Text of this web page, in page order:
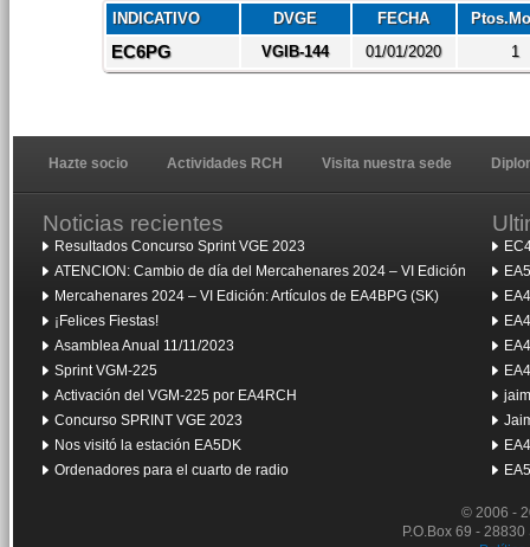
INDICATIVO DVGE FECHA
EC6PG VGIB-144 01/01/2020 1
Hazte socio Actividades RCH Visita nuestra sede
Noticias recientes
Resultados Concurso Sprint VGE 2023
ATENCION: Cambio de día del Mercahenares 2024 – VI Edición
Mercahenares 2024 – VI Edición: Artículos de EA4BPG (SK)
¡Felices Fiestas!
Asamblea Anual 11/11/2023
Sprint VGM-225
Activación del VGM-225 por EA4RCH
Concurso SPRINT VGE 2023
Nos visitó la estación EA5DK
Ordenadores para el cuarto de radio
© 2006 -
P.O.Box 69 -